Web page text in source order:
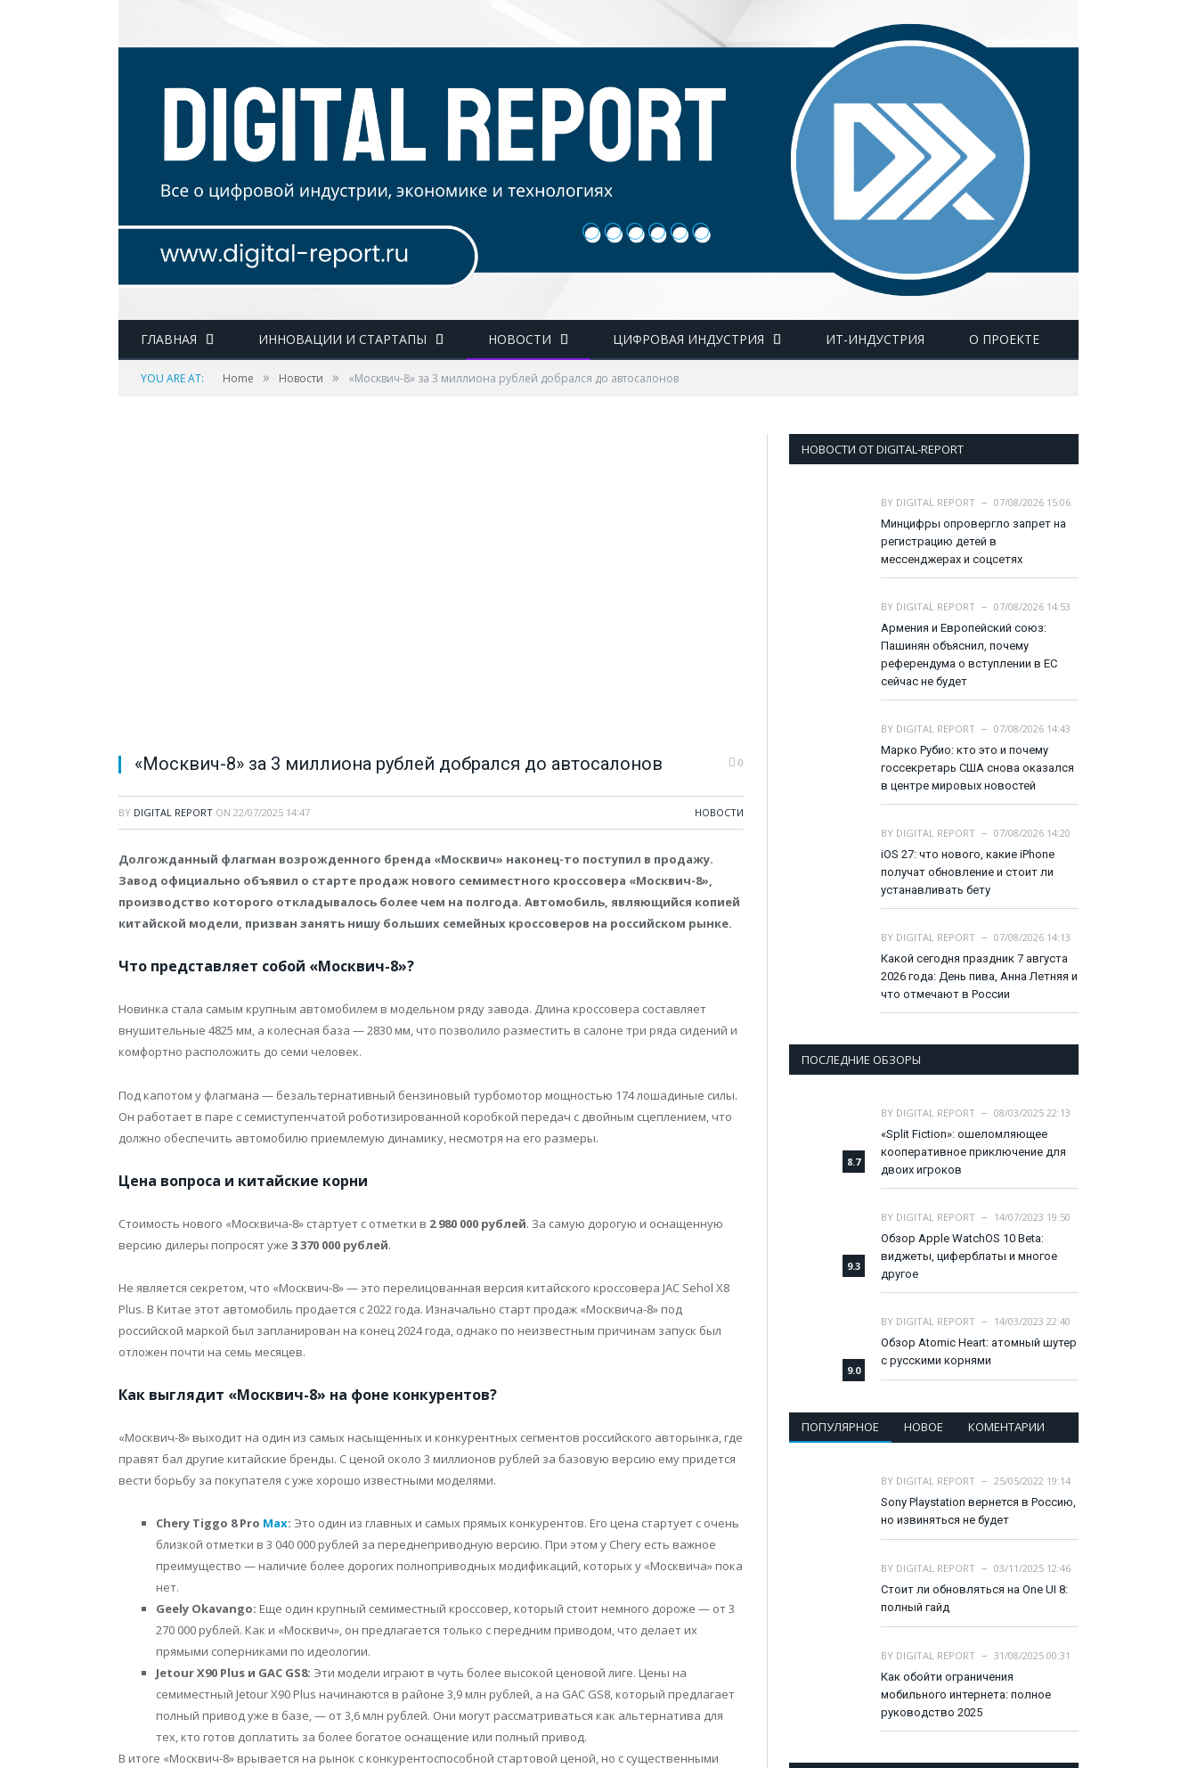
ГЛАВНАЯ ИННОВАЦИИ И СТАРТАПЫ НОВОСТИ ЦИФРОВАЯ ИНДУСТРИЯ ИТ-ИНДУСТРИЯ О ПРОЕКТЕ
YOU ARE AT: Home » Новости » «Москвич-8» за 3 миллиона рублей добрался до автосалонов
«Москвич-8» за 3 миллиона рублей добрался до автосалонов 0
BY DIGITAL REPORT ON 22/07/2025 14:47 НОВОСТИ
Долгожданный флагман возрожденного бренда «Москвич» наконец-то поступил в продажу.
Завод официально объявил о старте продаж нового семиместного кроссовера «Москвич-8»,
производство которого откладывалось более чем на полгода. Автомобиль, являющийся копией
китайской модели, призван занять нишу больших семейных кроссоверов на российском рынке.
Что представляет собой «Москвич-8»?
Новинка стала самым крупным автомобилем в модельном ряду завода. Длина кроссовера составляет
внушительные 4825 мм, а колесная база — 2830 мм, что позволило разместить в салоне три ряда сидений и
комфортно расположить до семи человек.
Под капотом у флагмана — безальтернативный бензиновый турбомотор мощностью 174 лошадиные силы.
Он работает в паре с семиступенчатой роботизированной коробкой передач с двойным сцеплением, что
должно обеспечить автомобилю приемлемую динамику, несмотря на его размеры.
Цена вопроса и китайские корни
Стоимость нового «Москвича-8» стартует с отметки в 2 980 000 рублей. За самую дорогую и оснащенную
версию дилеры попросят уже 3 370 000 рублей.
Не является секретом, что «Москвич-8» — это перелицованная версия китайского кроссовера JAC Sehol X8
Plus. В Китае этот автомобиль продается с 2022 года. Изначально старт продаж «Москвича-8» под
российской маркой был запланирован на конец 2024 года, однако по неизвестным причинам запуск был
отложен почти на семь месяцев.
Как выглядит «Москвич-8» на фоне конкурентов?
«Москвич-8» выходит на один из самых насыщенных и конкурентных сегментов российского авторынка, где
правят бал другие китайские бренды. С ценой около 3 миллионов рублей за базовую версию ему придется
вести борьбу за покупателя с уже хорошо известными моделями.
Chery Tiggo 8 Pro Max: Это один из главных и самых прямых конкурентов. Его цена стартует с очень
близкой отметки в 3 040 000 рублей за переднеприводную версию. При этом у Chery есть важное
преимущество — наличие более дорогих полноприводных модификаций, которых у «Москвича» пока
нет.
Geely Okavango: Еще один крупный семиместный кроссовер, который стоит немного дороже — от 3
270 000 рублей. Как и «Москвич», он предлагается только с передним приводом, что делает их
прямыми соперниками по идеологии.
Jetour X90 Plus и GAC GS8: Эти модели играют в чуть более высокой ценовой лиге. Цены на
семиместный Jetour X90 Plus начинаются в районе 3,9 млн рублей, а на GAC GS8, который предлагает
полный привод уже в базе, — от 3,6 млн рублей. Они могут рассматриваться как альтернатива для
тех, кто готов доплатить за более богатое оснащение или полный привод.
В итоге «Москвич-8» врывается на рынок с конкурентоспособной стартовой ценой, но с существенными
НОВОСТИ ОТ DIGITAL-REPORT
BY DIGITAL REPORT
07/08/2026 15:06
Минцифры опровергло запрет на
регистрацию детей в
мессенджерах и соцсетях
BY DIGITAL REPORT
07/08/2026 14:53
Армения и Европейский союз:
Пашинян объяснил, почему
референдума о вступлении в ЕС
сейчас не будет
BY DIGITAL REPORT
07/08/2026 14:43
Марко Рубио: кто это и почему
госсекретарь США снова оказался
в центре мировых новостей
BY DIGITAL REPORT
07/08/2026 14:20
iOS 27: что нового, какие iPhone
получат обновление и стоит ли
устанавливать бету
BY DIGITAL REPORT
07/08/2026 14:13
Какой сегодня праздник 7 августа
2026 года: День пива, Анна Летняя и
что отмечают в России
ПОСЛЕДНИЕ ОБЗОРЫ
8.7
BY DIGITAL REPORT
08/03/2025 22:13
«Split Fiction»: ошеломляющее
кооперативное приключение для
двоих игроков
9.3
BY DIGITAL REPORT
14/07/2023 19:50
Обзор Apple WatchOS 10 Beta:
виджеты, циферблаты и многое
другое
9.0
BY DIGITAL REPORT
14/03/2023 22:40
Обзор Atomic Heart: атомный шутер
с русскими корнями
ПОПУЛЯРНОЕ НОВОЕ КОМЕНТАРИИ
BY DIGITAL REPORT
25/05/2022 19:14
Sony Playstation вернется в Россию,
но извиняться не будет
BY DIGITAL REPORT
03/11/2025 12:46
Стоит ли обновляться на One UI 8:
полный гайд
BY DIGITAL REPORT
31/08/2025 00:31
Как обойти ограничения
мобильного интернета: полное
руководство 2025